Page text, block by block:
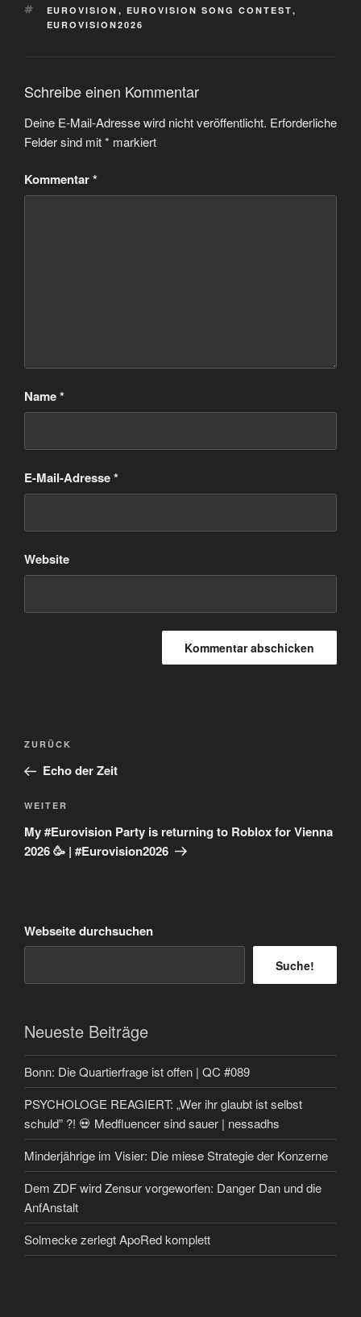
SCHLAGWÖRTER
EUROVISION , EUROVISION SONG CONTEST,
EUROVISION2026
Schreibe einen Kommentar
Deine E-Mail-Adresse wird nicht veröffentlicht. Erforderliche
Felder sind mit* markiert
Kommentar*
Name*
E-Mail-Adresse*
Website
Beitragsnavigation
Vorheriger
Beitrag
ZURÜCK
Echo der Zeit
Nächster
Beitrag
WEITER
My #Eurovision Party is returning to Roblox for Vienna
2026 🥳 | #Eurovision2026
Webseite durchsuchen
Suche!
Neueste Beiträge
Bonn: Die Quartierfrage ist offen | QC #089
PSYCHOLOGE REAGIERT: „Wer ihr glaubt ist selbst
schuld” ?! 💀 Medfluencer sind sauer | nessadhs
Minderjährige im Visier: Die miese Strategie der Konzerne
Dem ZDF wird Zensur vorgeworfen: Danger Dan und die
AnfAnstalt
Solmecke zerlegt ApoRed komplett